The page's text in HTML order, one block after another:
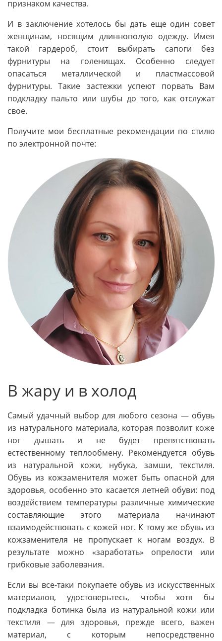
признаком качества.
И в заключение хотелось бы дать еще один совет
женщинам, носящим длиннополую одежду. Имея
такой гардероб, стоит выбирать сапоги без
фурнитуры на голенищах. Особенно следует
опасаться металлической и пластмассовой
фурнитуры. Такие застежки успеют порвать Вам
подкладку пальто или шубы до того, как отслужат
свое.
Получите мои бесплатные рекомендации по стилю
по электронной почте:
В жару и в холод
Самый удачный выбор для любого сезона — обувь
из натурального материала, которая позволит коже
ног дышать и не будет препятствовать
естественному теплообмену. Рекомендуется обувь
из натуральной кожи, нубука, замши, текстиля.
Обувь из кожзаменителя может быть опасной для
здоровья, особенно это касается летней обуви: под
воздействием температуры различные химические
составляющие этого материала начинают
взаимодействовать с кожей ног. К тому же обувь из
кожзаменителя не пропускает к ногам воздух. В
результате можно «заработать» опрелости или
грибковые заболевания.
Если вы все-таки покупаете обувь из искусственных
материалов, удостоверьтесь, чтобы хотя бы
подкладка ботинка была из натуральной кожи или
текстиля — для здоровья, прежде всего, важен
материал, с которым непосредственно